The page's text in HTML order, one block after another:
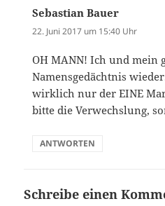
Sebastian Bauer
22. Juni 2017 um 15:40 Uhr
OH MANN! Ich und mein
Namensgedächtnis
wirklich nur der EINE
bitte die Verwechslung,
ANTWORTEN
Schreibe einen